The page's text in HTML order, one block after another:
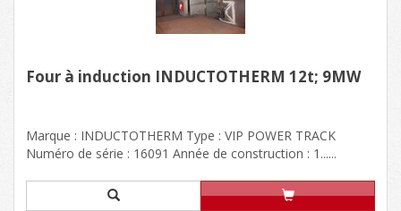
Four à induction INDUCTOTHERM 12t; 9MW
Marque : INDUCTOTHERM Type : VIP POWER TRACK
Numéro de série : 16091 Année de construction : 1......